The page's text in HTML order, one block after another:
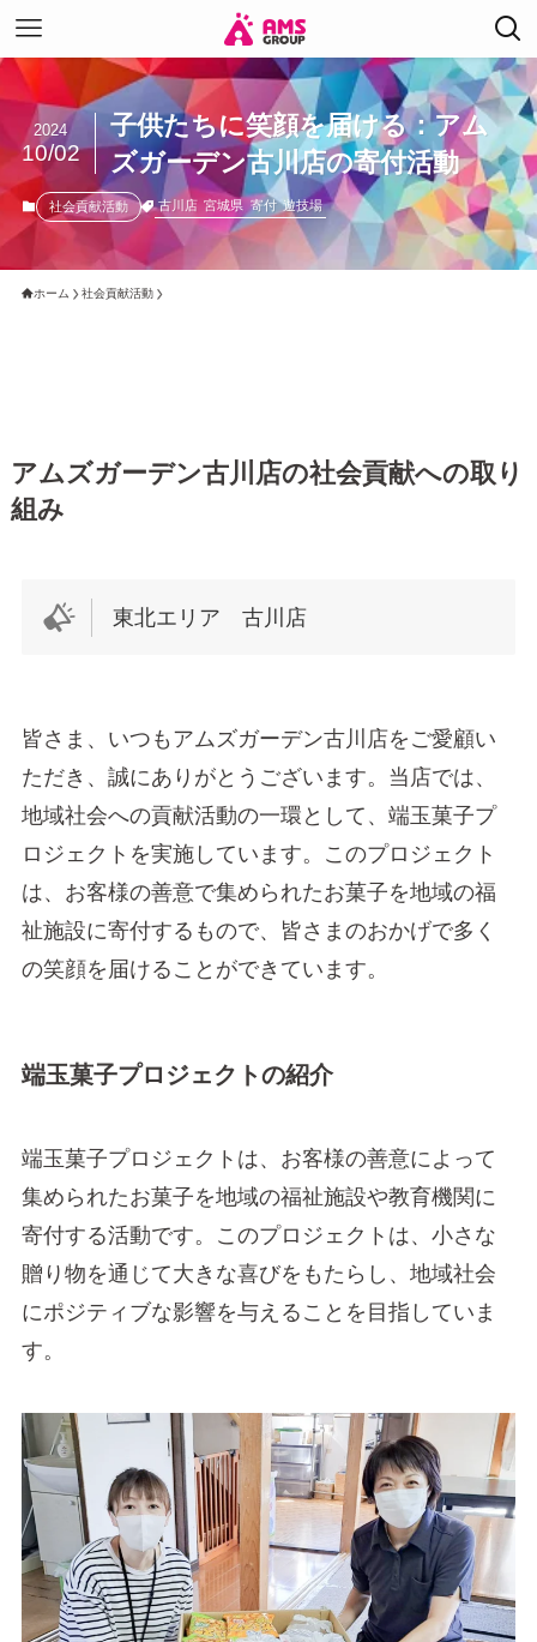
子供たちに笑顔を届ける：アム
ズガーデン古川店の寄付活動
2024
10/02
社会貢献活動 古川店 宮城県 寄付 遊技場
ホーム 社会貢献活動
アムズガーデン古川店の社会貢献への取り
組み
東北エリア 古川店
皆さま、いつもアムズガーデン古川店をご愛顧い
ただき、誠にありがとうございます。当店では、
地域社会への貢献活動の一環として、端玉菓子プ
ロジェクトを実施しています。このプロジェクト
は、お客様の善意で集められたお菓子を地域の福
祉施設に寄付するもので、皆さまのおかげで多く
の笑顔を届けることができています。
端玉菓子プロジェクトの紹介
端玉菓子プロジェクトは、お客様の善意によって
集められたお菓子を地域の福祉施設や教育機関に
寄付する活動です。このプロジェクトは、小さな
贈り物を通じて大きな喜びをもたらし、地域社会
にポジティブな影響を与えることを目指していま
す。